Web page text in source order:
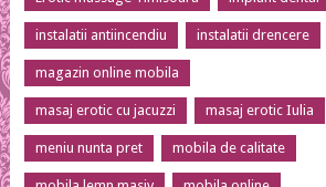
instalatii antiincendiu instalatii drencere
magazin online mobila
masaj erotic cu jacuzzi masaj erotic Iulia
meniu nunta pret mobila de calitate